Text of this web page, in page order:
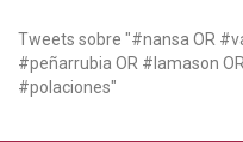
Tweets sobre "#nansa OR
#peñarrubia OR #lamason
#polaciones"